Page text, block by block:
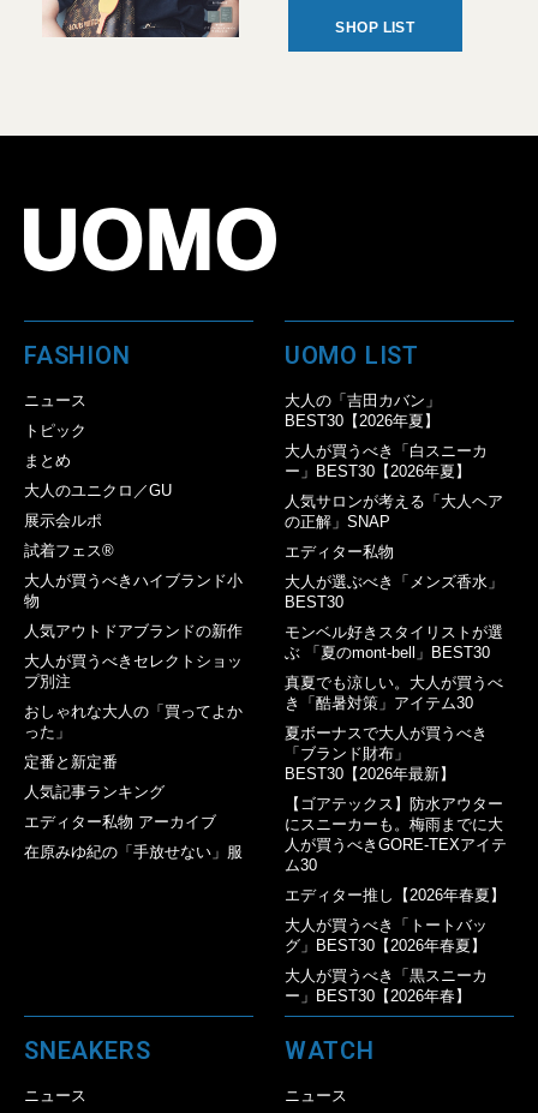
SHOP LIST
FASHION
ニュース
トピック
まとめ
大人のユニクロ／GU
展示会ルポ
試着フェス®︎
大人が買うべきハイブランド小
物
人気アウトドアブランドの新作
大人が買うべきセレクトショッ
プ別注
おしゃれな大人の「買ってよか
った」
定番と新定番
人気記事ランキング
エディター私物 アーカイブ
在原みゆ紀の「手放せない」服
UOMO LIST
大人の「吉田カバン」
BEST30【2026年夏】
大人が買うべき「白スニーカ
ー」BEST30【2026年夏】
人気サロンが考える「大人ヘア
の正解」SNAP
エディター私物
大人が選ぶべき「メンズ香水」
BEST30
モンベル好きスタイリストが選
ぶ 「夏のmont-bell」BEST30
真夏でも涼しい。大人が買うべ
き「酷暑対策」アイテム30
夏ボーナスで大人が買うべき
「ブランド財布」
BEST30【2026年最新】
【ゴアテックス】防水アウター
にスニーカーも。梅雨までに大
人が買うべきGORE-TEXアイテ
ム30
エディター推し【2026年春夏】
大人が買うべき「トートバッ
グ」BEST30【2026年春夏】
大人が買うべき「黒スニーカ
ー」BEST30【2026年春】
SNEAKERS
ニュース
WATCH
ニュース